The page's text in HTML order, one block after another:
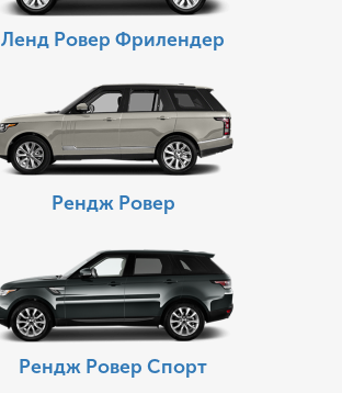
Ленд Ровер Фрилендер
Рендж Ровер
Рендж Ровер Спорт